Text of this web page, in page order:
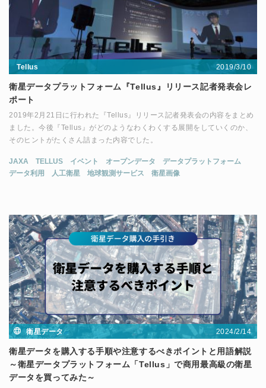
Tellus 2019/3/10
衛星データプラットフォーム『Tellus』リリース記者発表会レ
ポート
2019年2月21日に行われた『Tellus』リリース記者発表会の内容をまとめ
ました。今後『Tellus』がどのようなわくわくする展開をしていくのか、
そのヒントがたくさん詰まった内容でした。
JAXA TELLUS イベント オープンデータ
データプラットフォーム
データ利用
人工衛星 地球観測サービス 衛星画像
衛星データ 2024/2/14
衛星データを購入する手順や注意するべきポイントと用語解説
～衛星データプラットフォーム「Tellus」で商用最高級の衛星
データを買ってみた～